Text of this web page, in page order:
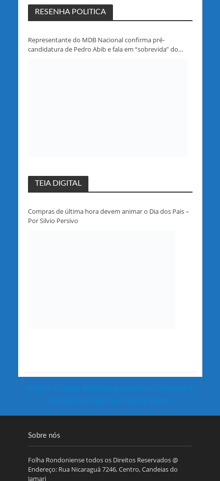
RESENHA POLITICA
Representante do MDB Nacional confirma pré-
candidatura de Pedro Abib e fala em “sobrevida” do
TEIA DIGITAL
Compras de última hora devem animar o Dia dos Pais –
Por Silvio Persivo
Hildon Chaves defende penas mais severas e
destaca avanço da nova lei penal
Sobre nós
Folha Rondoniense todos os Direitos Reservados @
Endereço: Rua Nicaraguá 7246, Centro, Candeias do
Jamari